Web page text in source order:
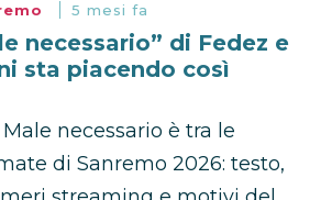
5 mesi fa
necessario” di Fedez e
sta piacendo così
necessario è tra le
di Sanremo 2026: testo,